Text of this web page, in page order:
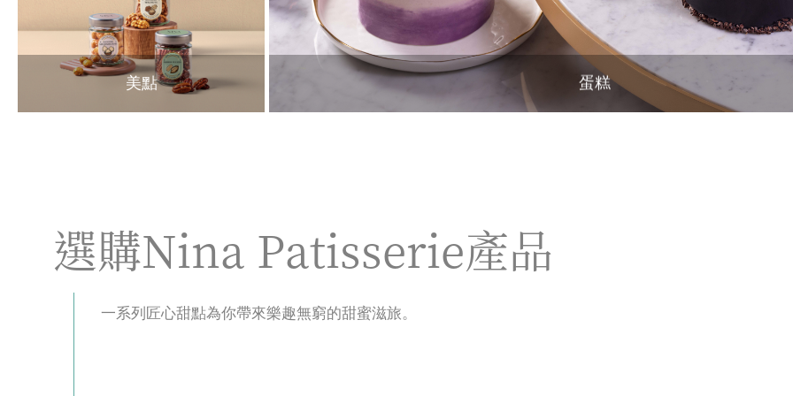
美點 蛋糕
選購Nina Patisserie產品
一系列匠心甜點為你帶來樂趣無窮的甜蜜滋旅。